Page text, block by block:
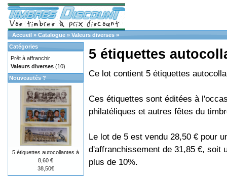
Accueil » Catalogue » Valeurs diverses »
5 étiquettes
Ce lot contient 5 étiquettes
Ces étiquettes sont éditées à
philatéliques et autres fêtes du
Le lot de 5 est vendu 28,50 € pour
d'affranchissement de 31,85 €, soit
plus de 10%.
Catégories
Prêt à affranchir
Valeurs diverses (10)
Nouveautés ?
5 étiquettes autocollantes à
8,60 €
38,50€